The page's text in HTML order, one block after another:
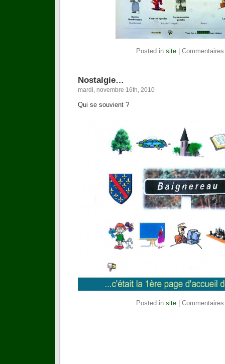
Posted in site|
Nostalgie…
mardi, novembre 16th, 2010
Qui se souvient ?
Posted in site|